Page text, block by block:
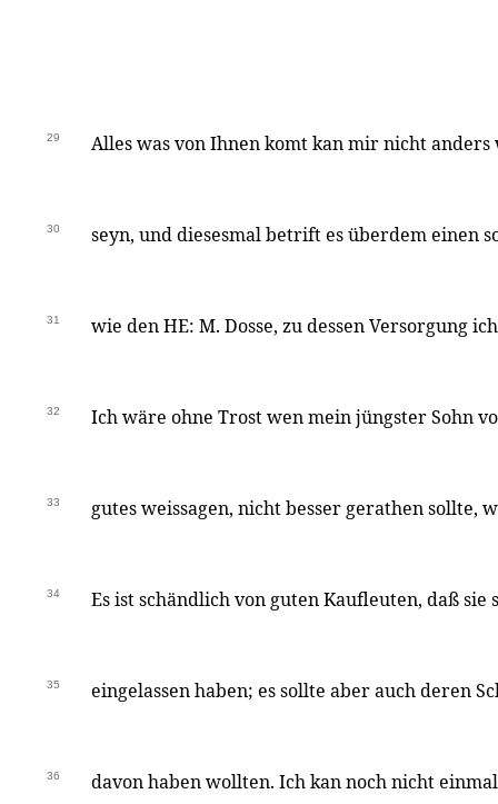
29 Alles was von Ihnen komt kan mir nicht
30 seyn, und diesesmal betrift es überdem einen
31 wie den HE: M. Dosse, zu dessen Versorgung
32 Ich wäre ohne Trost wen mein jüngster Sohn
33 gutes weissagen, nicht besser gerathen sollte,
34 Es ist schändlich von guten Kaufleuten, daß sie
35 eingelassen haben; es sollte aber auch deren
36 davon haben wollten. Ich kan noch nicht